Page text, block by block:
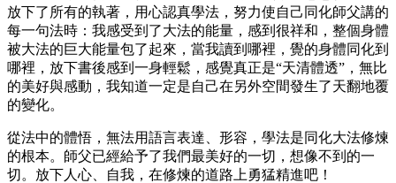
放下了所有的執著，用心認真學法，努力使自己同化師父講的
每一句法時：我感受到了大法的能量，感到很祥和，整個身體
被大法的巨大能量包了起來，當我讀到哪裡，覺的身體同化到
哪裡，放下書後感到一身輕鬆，感覺真正是“天清體透”，無比
的美好與感動，我知道一定是自己在另外空間發生了天翻地覆
的變化。
從法中的體悟，無法用語言表達、形容，學法是同化大法修煉
的根本。師父已經給予了我們最美好的一切，想像不到的一
切。放下人心、自我，在修煉的道路上勇猛精進吧！